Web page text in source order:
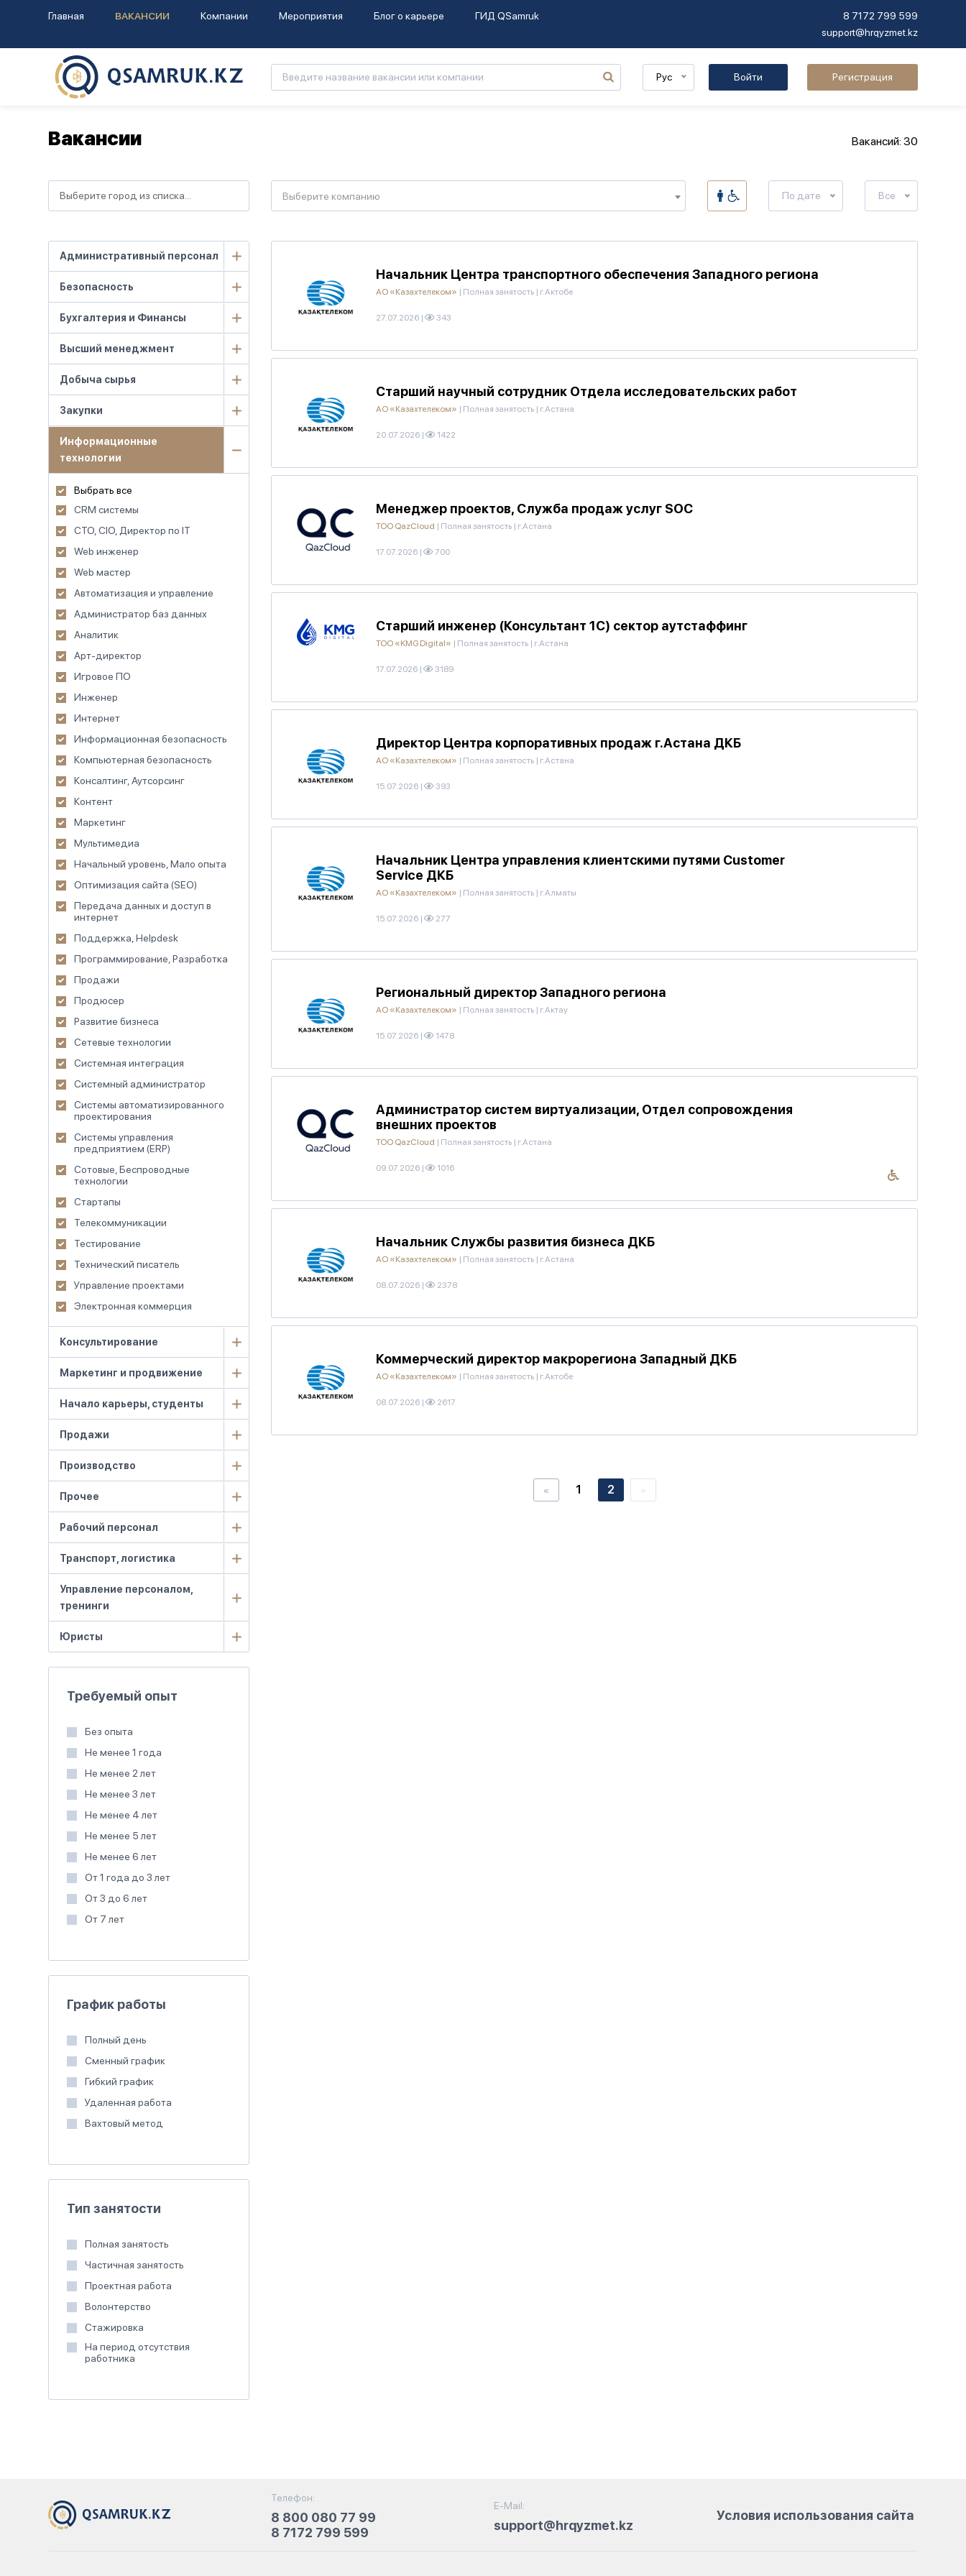
Главная ВАКАНСИИ Компании Мероприятия Блог о карьере ГИД QSamruk
8 7172 799 599
support@hrqyzmet.kz
Рус Войти Регистрация
Вакансии Вакансий: 30
Выберите компанию По дате Все
Административный персонал
Безопасность
Бухгалтерия и Финансы
Высший менеджмент
Добыча сырья
Закупки
Информационные
технологии
Выбрать все
CRM системы
CTO, CIO, Директор по IT
Web инженер
Web мастер
Автоматизация и управление
Администратор баз данных
Аналитик
Арт-директор
Игровое ПО
Инженер
Интернет
Информационная безопасность
Компьютерная безопасность
Консалтинг, Аутсорсинг
Контент
Маркетинг
Мультимедиа
Начальный уровень, Мало опыта
Оптимизация сайта (SEO)
Передача данных и доступ в
интернет
Поддержка, Helpdesk
Программирование, Разработка
Продажи
Продюсер
Развитие бизнеса
Сетевые технологии
Системная интеграция
Системный администратор
Системы автоматизированного
проектирования
Системы управления
предприятием (ERP)
Сотовые, Беспроводные
технологии
Стартапы
Телекоммуникации
Тестирование
Технический писатель
Управление проектами
Электронная коммерция
Консультирование
Маркетинг и продвижение
Начало карьеры, студенты
Продажи
Производство
Прочее
Рабочий персонал
Транспорт, логистика
Управление персоналом,
тренинги
Юристы
Требуемый опыт
Без опыта
Не менее 1 года
Не менее 2 лет
Не менее 3 лет
Не менее 4 лет
Не менее 5 лет
Не менее 6 лет
От 1 года до 3 лет
От 3 до 6 лет
От 7 лет
График работы
Полный день
Сменный график
Гибкий график
Удаленная работа
Вахтовый метод
Тип занятости
Полная занятость
Частичная занятость
Проектная работа
Волонтерство
Стажировка
На период отсутствия
работника
Начальник Центра транспортного обеспечения Западного региона
АО «Казахтелеком» | Полная занятость | г.Актобе
27.07.2026 | 343
Старший научный сотрудник Отдела исследовательских работ
АО «Казахтелеком» | Полная занятость | г.Астана
20.07.2026 | 1422
Менеджер проектов, Служба продаж услуг SOC
ТОО QazCloud | Полная занятость | г.Астана
17.07.2026 | 700
Старший инженер (Консультант 1С) сектор аутстаффинг
ТОО «KMG Digital» | Полная занятость | г.Астана
17.07.2026 | 3189
Директор Центра корпоративных продаж г.Астана ДКБ
АО «Казахтелеком» | Полная занятость | г.Астана
15.07.2026 | 393
Начальник Центра управления клиентскими путями Customer
Service ДКБ
АО «Казахтелеком» | Полная занятость | г.Алматы
15.07.2026 | 277
Региональный директор Западного региона
АО «Казахтелеком» | Полная занятость | г.Актау
15.07.2026 | 1478
Администратор систем виртуализации, Отдел сопровождения
внешних проектов
ТОО QazCloud | Полная занятость | г.Астана
09.07.2026 | 1016
Начальник Службы развития бизнеса ДКБ
АО «Казахтелеком» | Полная занятость | г.Астана
08.07.2026 | 2378
Коммерческий директор макрорегиона Западный ДКБ
АО «Казахтелеком» | Полная занятость | г.Актобе
08.07.2026 | 2617
« 1 2 »
Телефон:
8 800 080 77 99
8 7172 799 599
E-Mail:
support@hrqyzmet.kz
Условия использования сайта